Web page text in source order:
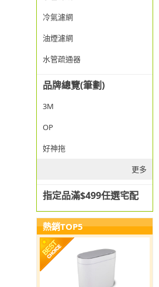
冷氣濾網
油煙濾網
水管疏通器
品牌總覽(筆劃)
3M
OP
好神拖
更多
指定品滿$499任選宅配
熱銷TOP5